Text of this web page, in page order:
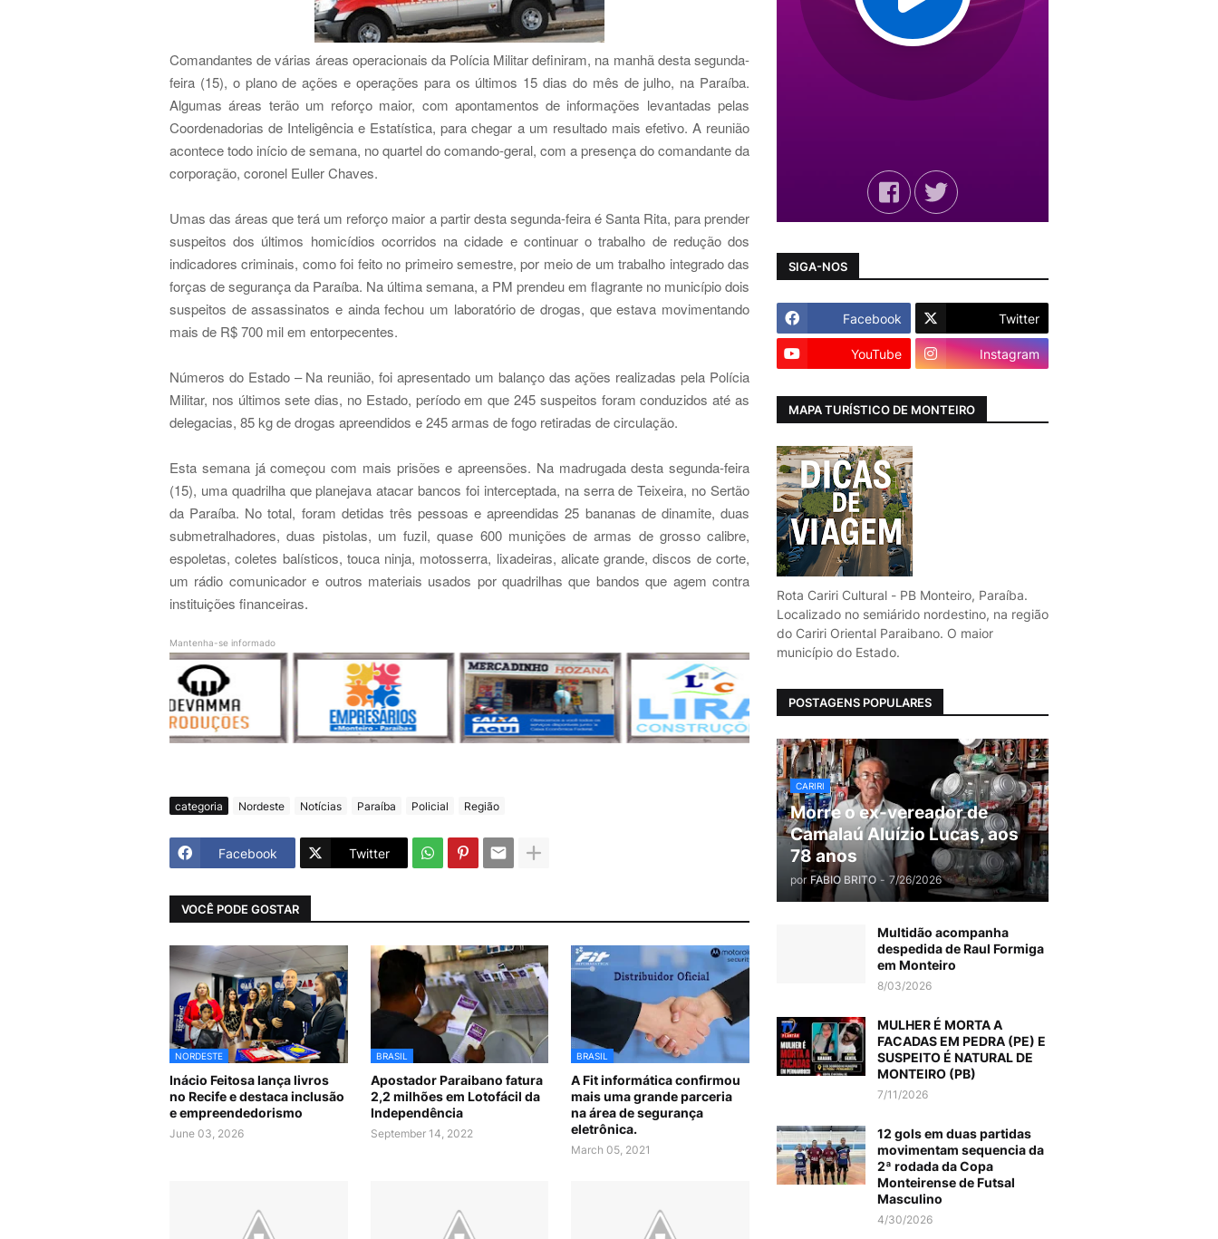
Comandantes de várias áreas operacionais da Polícia Militar definiram, na manhã desta segunda-
feira (15), o plano de ações e operações para os últimos 15 dias do mês de julho, na Paraíba.
Algumas áreas terão um reforço maior, com apontamentos de informações levantadas pelas
Coordenadorias de Inteligência e Estatística, para chegar a um resultado mais efetivo. A reunião
acontece todo início de semana, no quartel do comando-geral, com a presença do comandante da
corporação, coronel Euller Chaves.
Umas das áreas que terá um reforço maior a partir desta segunda-feira é Santa Rita, para prender
suspeitos dos últimos homicídios ocorridos na cidade e continuar o trabalho de redução dos
indicadores criminais, como foi feito no primeiro semestre, por meio de um trabalho integrado das
forças de segurança da Paraíba. Na última semana, a PM prendeu em flagrante no município dois
suspeitos de assassinatos e ainda fechou um laboratório de drogas, que estava movimentando
mais de R$ 700 mil em entorpecentes.
Números do Estado – Na reunião, foi apresentado um balanço das ações realizadas pela Polícia
Militar, nos últimos sete dias, no Estado, período em que 245 suspeitos foram conduzidos até as
delegacias, 85 kg de drogas apreendidos e 245 armas de fogo retiradas de circulação.
Esta semana já começou com mais prisões e apreensões. Na madrugada desta segunda-feira
(15), uma quadrilha que planejava atacar bancos foi interceptada, na serra de Teixeira, no Sertão
da Paraíba. No total, foram detidas três pessoas e apreendidas 25 bananas de dinamite, duas
submetralhadores, duas pistolas, um fuzil, quase 600 munições de armas de grosso calibre,
espoletas, coletes balísticos, touca ninja, motosserra, lixadeiras, alicate grande, discos de corte,
um rádio comunicador e outros materiais usados por quadrilhas que bandos que agem contra
instituições financeiras.
Mantenha-se informado
categoria Nordeste Notícias Paraíba Policial Região
Facebook Twitter
VOCÊ PODE GOSTAR
NORDESTE
Inácio Feitosa lança livros
no Recife e destaca inclusão
e empreendedorismo
June 03, 2026
BRASIL
Apostador Paraibano fatura
2,2 milhões em Lotofácil da
Independência
September 14, 2022
BRASIL
A Fit informática confirmou
mais uma grande parceria
na área de segurança
eletrônica.
March 05, 2021
SIGA-NOS
Facebook Twitter
YouTube Instagram
MAPA TURÍSTICO DE MONTEIRO
Rota Cariri Cultural - PB Monteiro, Paraíba.
Localizado no semiárido nordestino, na região
do Cariri Oriental Paraibano. O maior
município do Estado.
POSTAGENS POPULARES
CARIRI
Morre o ex-vereador de
Camalaú Aluízio Lucas, aos
78 anos
por FABIO BRITO - 7/26/2026
Multidão acompanha
despedida de Raul Formiga
em Monteiro
8/03/2026
MULHER É MORTA A
FACADAS EM PEDRA (PE) E
SUSPEITO É NATURAL DE
MONTEIRO (PB)
7/11/2026
12 gols em duas partidas
movimentam sequencia da
2ª rodada da Copa
Monteirense de Futsal
Masculino
4/30/2026